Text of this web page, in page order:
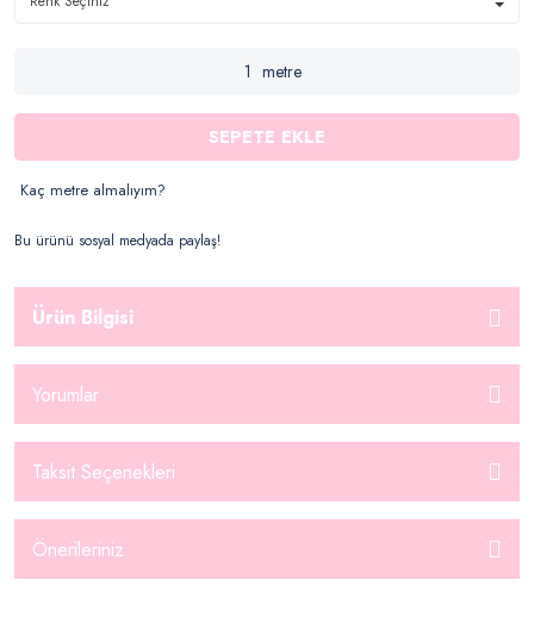
metre
SEPETE EKLE
Kaç metre almalıyım?
Bu ürünü sosyal medyada paylaş!
Ürün Bilgisi
Yorumlar
Taksit Seçenekleri
Önerileriniz